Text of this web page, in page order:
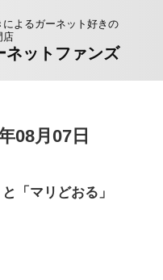
よるガーネット好きの
店
ネットファンズ
08月07日
「マリどおる」